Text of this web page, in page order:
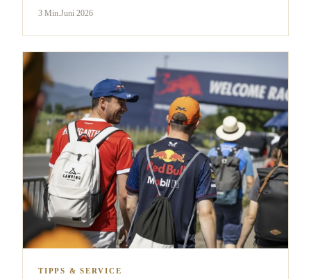
3 Min.Juni 2026
TIPPS & SERVICE